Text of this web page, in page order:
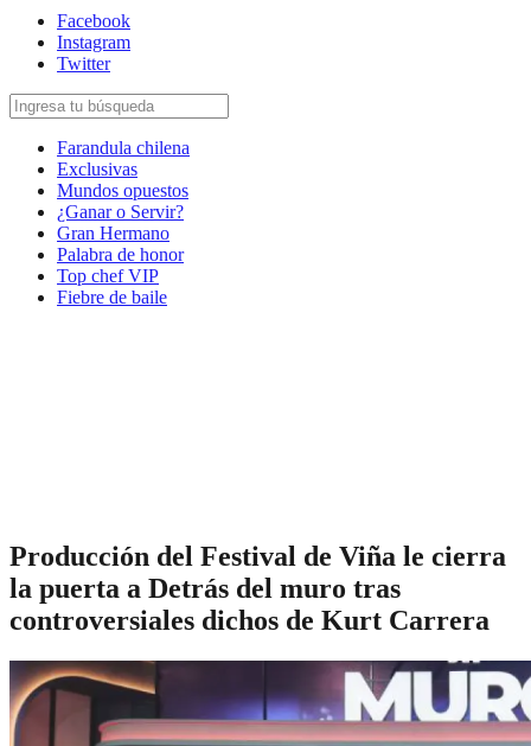
Facebook
Instagram
Twitter
Farandula chilena
Exclusivas
Mundos opuestos
¿Ganar o Servir?
Gran Hermano
Palabra de honor
Top chef VIP
Fiebre de baile
Producción del Festival de Viña le cierra
la puerta a Detrás del muro tras
controversiales dichos de Kurt Carrera